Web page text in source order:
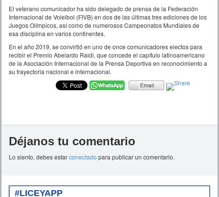
El veterano comunicador ha sido delegado de prensa de la Federación
Internacional de Voleibol (FIVB) en dos de las últimas tres ediciones de los
Juegos Olímpicos, así como de numerosos Campeonatos Mundiales de
esa disciplina en varios continentes.
En el año 2019, se convirtió en uno de once comunicadores electos para
recibir el Premio Abelardo Raidi, que concede el capítulo latinoamericano
de la Asociación Internacional de la Prensa Deportiva en reconocimiento a
su trayectoria nacional e internacional.
Déjanos tu comentario
Lo siento, debes estarconectado para publicar un comentario.
#LICEYAPP